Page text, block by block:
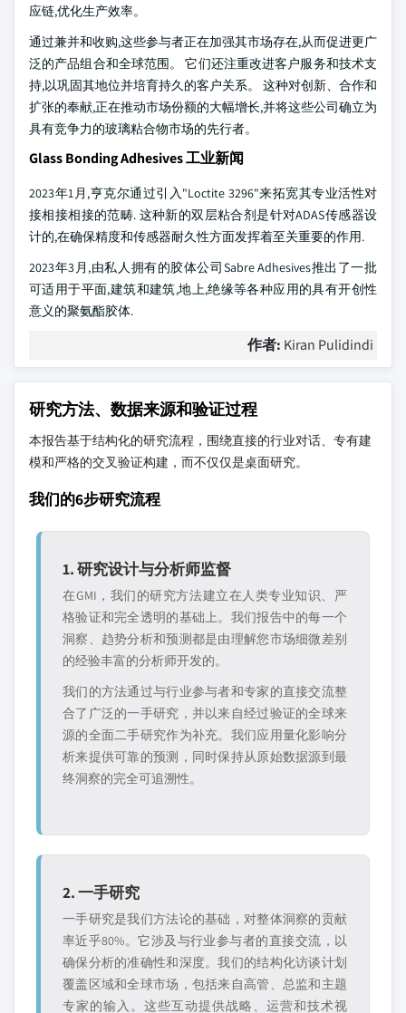
应链,优化生产效率。
通过兼并和收购,这些参与者正在加强其市场存在,从而促进更广
泛的产品组合和全球范围。 它们还注重改进客户服务和技术支
持,以巩固其地位并培育持久的客户关系。 这种对创新、合作和
扩张的奉献,正在推动市场份额的大幅增长,并将这些公司确立为
具有竞争力的玻璃粘合物市场的先行者。
Glass Bonding Adhesives 工业新闻
2023年1月,亨克尔通过引入"Loctite 3296"来拓宽其专业活性对
接相接相接的范畴. 这种新的双层粘合剂是针对ADAS传感器设
计的,在确保精度和传感器耐久性方面发挥着至关重要的作用.
2023年3月,由私人拥有的胶体公司Sabre Adhesives推出了一批
可适用于平面,建筑和建筑,地上,绝缘等各种应用的具有开创性
意义的聚氨酯胶体.
作者: Kiran Pulidindi
研究方法、数据来源和验证过程
本报告基于结构化的研究流程，围绕直接的行业对话、专有建
模和严格的交叉验证构建，而不仅仅是桌面研究。
我们的6步研究流程
1. 研究设计与分析师监督
在GMI，我们的研究方法建立在人类专业知识、严
格验证和完全透明的基础上。我们报告中的每一个
洞察、趋势分析和预测都是由理解您市场细微差别
的经验丰富的分析师开发的。
我们的方法通过与行业参与者和专家的直接交流整
合了广泛的一手研究，并以来自经过验证的全球来
源的全面二手研究作为补充。我们应用量化影响分
析来提供可靠的预测，同时保持从原始数据源到最
终洞察的完全可追溯性。
2. 一手研究
一手研究是我们方法论的基础，对整体洞察的贡献
率近乎80%。它涉及与行业参与者的直接交流，以
确保分析的准确性和深度。我们的结构化访谈计划
覆盖区域和全球市场，包括来自高管、总监和主题
专家的输入。这些互动提供战略、运营和技术视